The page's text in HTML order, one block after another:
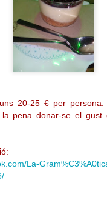
20-25 € per
la pena donar-se el
La-